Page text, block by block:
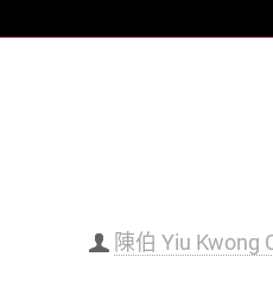
陳伯 Yiu Kwong